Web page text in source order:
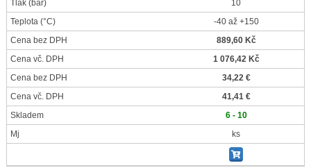
Tlak (bar)
10
Teplota (°C)
-40 až +150
Cena bez DPH
889,60 Kč
Cena vč. DPH
1 076,42 Kč
Cena bez DPH
34,22 €
Cena vč. DPH
41,41 €
Skladem
6 - 10
Mj
ks